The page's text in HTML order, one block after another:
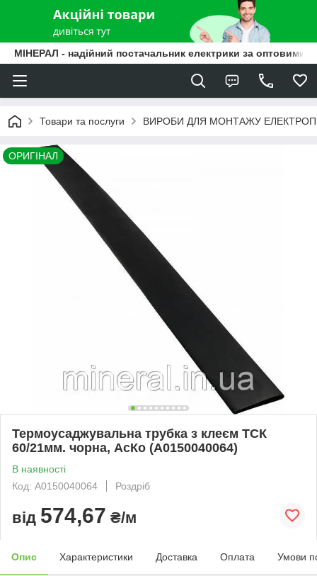
МІНЕРАЛ - надійний постачальник електрики за оптовими
Товари та послуги ВИРОБИ ДЛЯ МОНТАЖУ
ОРИГІНАЛ
Термоусаджувальна трубка з клеєм ТСК
60/21мм. чорна, АсКо (A0150040064)
В наявності
Код: A0150040064
Роздріб
від 574,67 ₴/м
Опис Характеристики Доставка Оплата Умови